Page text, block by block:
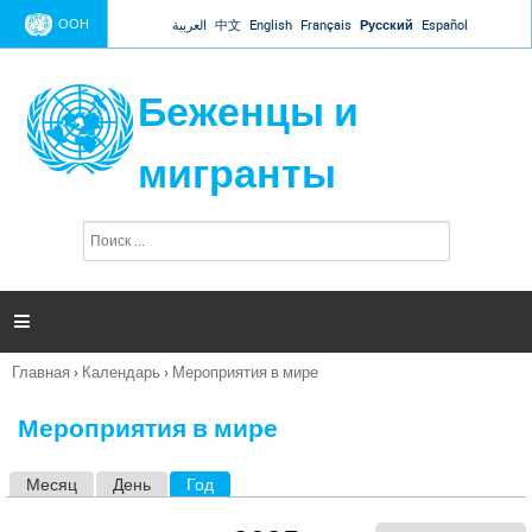
Jump to navigation
ООН العربية 中文 English Français Русский Español
Беженцы и
мигранты
п
и

Вы
Главная › Календарь › Мероприятия в мире
Мероприятия в мире
Месяц День Год